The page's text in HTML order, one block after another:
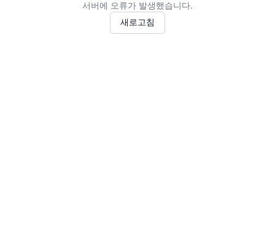
서버에 오류가 발생했습니다.
새로고침